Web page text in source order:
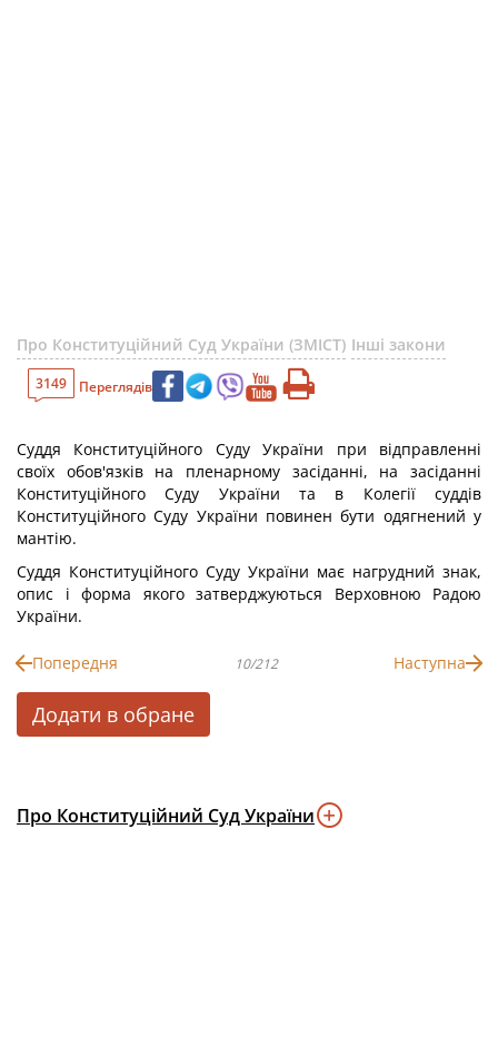
Про Конституційний Суд України (ЗМІСТ) Інші закони
3149 Переглядів
Суддя Конституційного Суду України при відправленні
своїх обов'язків на пленарному засіданні, на засіданні
Конституційного Суду України та в Колегії суддів
Конституційного Суду України повинен бути одягнений у
мантію.
Суддя Конституційного Суду України має нагрудний знак,
опис і форма якого затверджуються Верховною Радою
України.
Попередня 10/212 Наступна
Додати в обране
Про Конституційний Суд України